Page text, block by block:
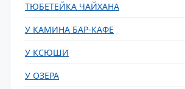
ТЮБЕТЕЙКА ЧАЙХАНА
У КАМИНА БАР-КАФЕ
У КСЮШИ
У ОЗЕРА